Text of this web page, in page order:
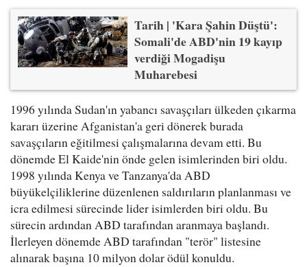
Tarih | 'Kara Şahin Düştü':
Somali'de ABD'nin 19 kayıp
verdiği Mogadişu
Muharebesi
1996 yılında Sudan'ın yabancı savaşçıları ülkeden çıkarma
kararı üzerine Afganistan'a geri dönerek burada
savaşçıların eğitilmesi çalışmalarına devam etti. Bu
dönemde El Kaide'nin önde gelen isimlerinden biri oldu.
1998 yılında Kenya ve Tanzanya'da ABD
büyükelçiliklerine düzenlenen saldırıların planlanması ve
icra edilmesi sürecinde lider isimlerden biri oldu. Bu
sürecin ardından ABD tarafından aranmaya başlandı.
İlerleyen dönemde ABD tarafından "terör" listesine
alınarak başına 10 milyon dolar ödül konuldu.